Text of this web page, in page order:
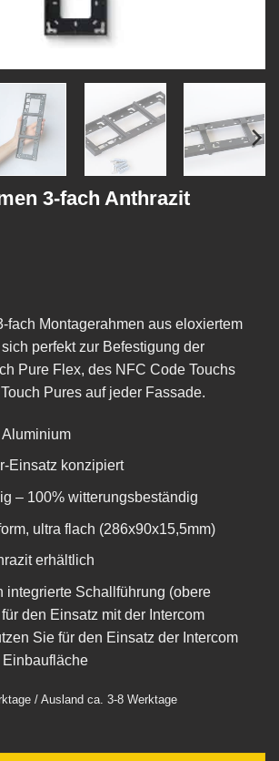
3-fach Anthrazit
fach Montagerahmen aus eloxiertem
perfekt zur Befestigung der
Pure Flex, des NFC Code Touchs
Pures auf jeder Fassade.
Einsatz konzipiert
– 100% witterungsbeständig
ultra flach (286x90x15,5mm)
erhältlich
integrierte Schallführung (obere
den Einsatz mit der Intercom
Sie für den Einsatz der Intercom
/ Ausland ca. 3-8 Werktage
Anthrazit Menge